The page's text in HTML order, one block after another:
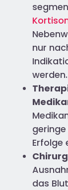
nur
werden.
Erfolge
das